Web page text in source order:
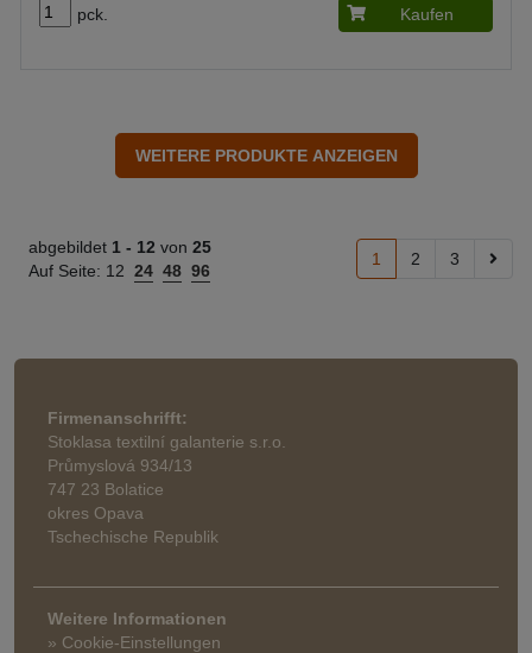
pck. Kaufen
abgebildet 1 - 12 von 25
Auf Seite: 12 24 48 96
1 2 3
Firmenanschrifft:
Stoklasa textilní galanterie s.r.o.
Průmyslová 934/13
747 23 Bolatice
okres Opava
Tschechische Republik
Weitere Informationen
» Cookie-Einstellungen